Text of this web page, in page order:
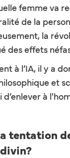
femme va
de la
la
des effets
à l’IA, il y a
et
à
tentation